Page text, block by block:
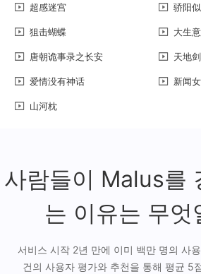
超感迷宫 骄阳
狙击蝴蝶 大生
唐朝诡事录之长安 天地
爱情没有神话 新闻
山河枕
사람들이 Malus를
는 이유는 무엇
서비스 시작 2년 만에 이미 백만 명의 사
건의 사용자 평가와 추천을 통해 평균 5